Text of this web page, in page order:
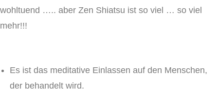
wohltuend ….. aber Zen Shiatsu ist so viel … so viel
mehr!!!
Es ist das meditative Einlassen auf den Menschen,
der behandelt wird.